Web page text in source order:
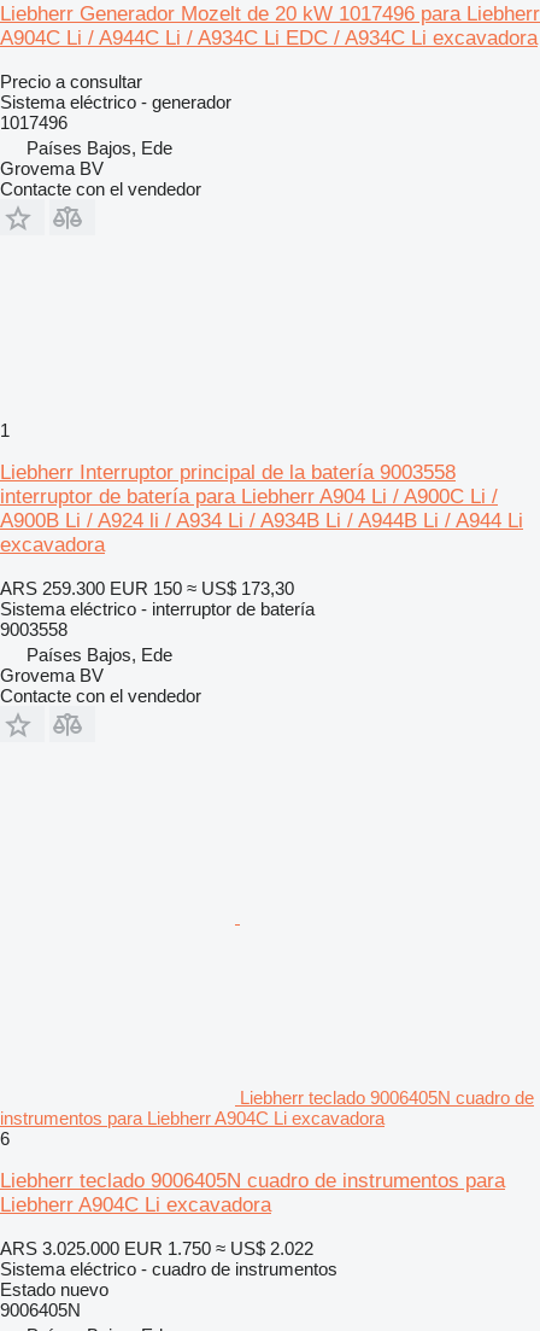
Liebherr Generador Mozelt de 20 kW 1017496 para Liebherr
A904C Li / A944C Li / A934C Li EDC / A934C Li excavadora
Precio a consultar
Sistema eléctrico - generador
1017496
Países Bajos, Ede
Grovema BV
Contacte con el vendedor
1
Liebherr Interruptor principal de la batería 9003558
interruptor de batería para Liebherr A904 Li / A900C Li /
A900B Li / A924 li / A934 Li / A934B Li / A944B Li / A944 Li
excavadora
ARS 259.300 EUR 150 ≈ US$ 173,30
Sistema eléctrico - interruptor de batería
9003558
Países Bajos, Ede
Grovema BV
Contacte con el vendedor
Liebherr teclado 9006405N cuadro de
instrumentos para Liebherr A904C Li excavadora
6
Liebherr teclado 9006405N cuadro de instrumentos para
Liebherr A904C Li excavadora
ARS 3.025.000 EUR 1.750 ≈ US$ 2.022
Sistema eléctrico - cuadro de instrumentos
Estado nuevo
9006405N